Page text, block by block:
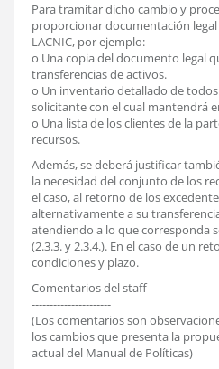
Para tramitar dicho cambio y
proporcionar documentación
LACNIC, por ejemplo:
o Una copia del documento legal
transferencias de activos.
o Un inventario detallado de
solicitante con el cual mantendrá
o Una lista de los clientes de la
recursos.
Además, se deberá justificar
la necesidad del conjunto de los
el caso, al retorno de los
alternativamente a su
atendiendo a lo que corresponda
(2.3.3. y 2.3.4.). En el caso de un
condiciones y plazo.
Comentarios del staff
----------------------
(Los comentarios son
los cambios que presenta la
actual del Manual de Políticas)